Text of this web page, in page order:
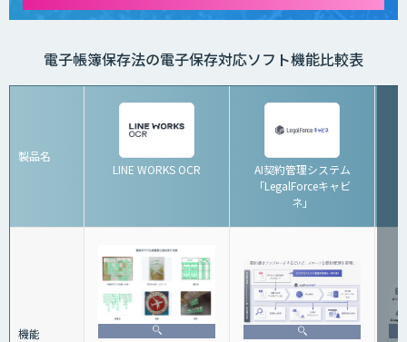
電子帳簿保存法の電子保存対応ソフト機能比較表
製品名
LINE WORKS OCR
AI契約管理システム
「LegalForceキャビ
ネ」
機能